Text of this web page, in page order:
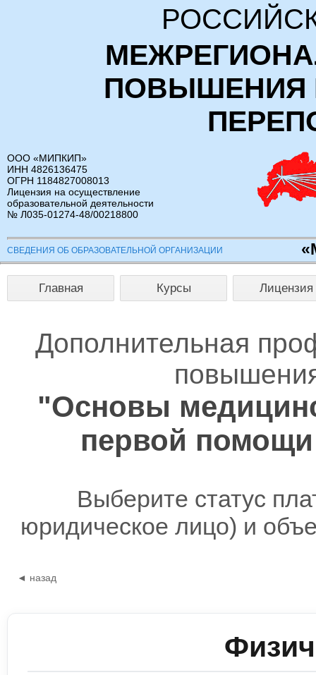
ПОВЫШЕНИЯ
ООО «МИПКИП»
ИНН 4826136475
ОГРН 1184827008013
Лицензия на осуществление
образовательной деятельности
№ Л035-01274-48/00218800
СВЕДЕНИЯ ОБ ОБРАЗОВАТЕЛЬНОЙ ОРГАНИЗАЦИИ
Главная Курсы Лицензия
Дополнительная
"Основы
первой
Выберите статус
юридическое лицо) и
◄ назад